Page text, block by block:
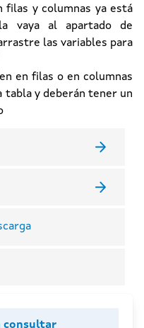
filas y columnas ya está
vaya al apartado de
las variables para
en filas o en columnas
tabla y deberán tener un
consultar